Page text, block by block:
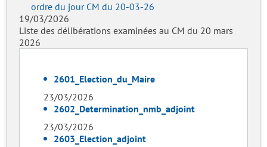
ordre du jour CM du 20-03-26
19/03/2026
Liste des délibérations examinées au CM du 20 mars
2026
2601_Election_du_Maire
23/03/2026
2602_Determination_nmb_adjoint
23/03/2026
2603_Election_adjoint